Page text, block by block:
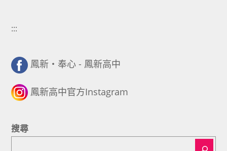
:::
鳳新・奉心 - 鳳新高中
鳳新高中官方Instagram
搜尋